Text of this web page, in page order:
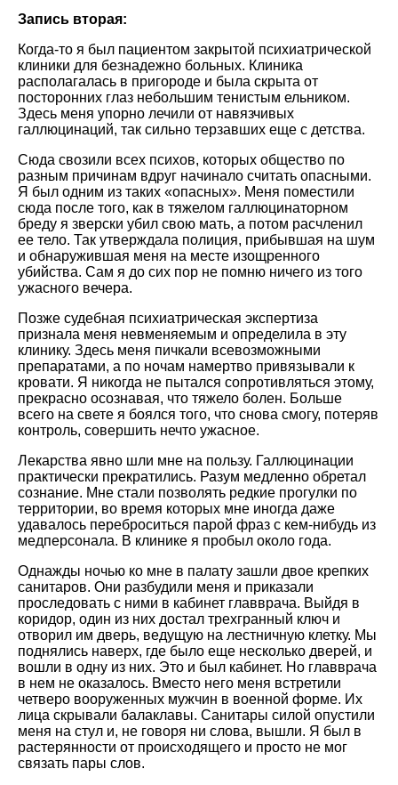
Запись вторая:
Когда-то я был пациентом закрытой психиатрической
клиники для безнадежно больных. Клиника
располагалась в пригороде и была скрыта от
посторонних глаз небольшим тенистым ельником.
Здесь меня упорно лечили от навязчивых
галлюцинаций, так сильно терзавших еще с детства.
Сюда свозили всех психов, которых общество по
разным причинам вдруг начинало считать опасными.
Я был одним из таких «опасных». Меня поместили
сюда после того, как в тяжелом галлюцинаторном
бреду я зверски убил свою мать, а потом расчленил
ее тело. Так утверждала полиция, прибывшая на шум
и обнаружившая меня на месте изощренного
убийства. Сам я до сих пор не помню ничего из того
ужасного вечера.
Позже судебная психиатрическая экспертиза
признала меня невменяемым и определила в эту
клинику. Здесь меня пичкали всевозможными
препаратами, а по ночам намертво привязывали к
кровати. Я никогда не пытался сопротивляться этому,
прекрасно осознавая, что тяжело болен. Больше
всего на свете я боялся того, что снова смогу, потеряв
контроль, совершить нечто ужасное.
Лекарства явно шли мне на пользу. Галлюцинации
практически прекратились. Разум медленно обретал
сознание. Мне стали позволять редкие прогулки по
территории, во время которых мне иногда даже
удавалось переброситься парой фраз с кем-нибудь из
медперсонала. В клинике я пробыл около года.
Однажды ночью ко мне в палату зашли двое крепких
санитаров. Они разбудили меня и приказали
проследовать с ними в кабинет главврача. Выйдя в
коридор, один из них достал трехгранный ключ и
отворил им дверь, ведущую на лестничную клетку. Мы
поднялись наверх, где было еще несколько дверей, и
вошли в одну из них. Это и был кабинет. Но главврача
в нем не оказалось. Вместо него меня встретили
четверо вооруженных мужчин в военной форме. Их
лица скрывали балаклавы. Санитары силой опустили
меня на стул и, не говоря ни слова, вышли. Я был в
растерянности от происходящего и просто не мог
связать пары слов.